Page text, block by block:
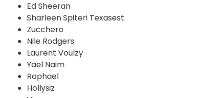
Ed Sheeran
Sharleen Spiteri Texasest
Zucchero
Nile Rodgers
Laurent Voulzy
Yael Naim
Raphael
Hollysiz